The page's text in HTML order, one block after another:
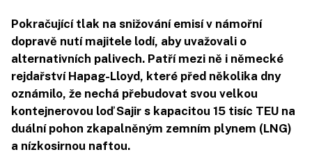
Pokračující tlak na snižování emisí v námořní
dopravě nutí majitele lodí, aby uvažovali o
alternativních palivech. Patří mezi ně i německé
rejdařství Hapag-Lloyd, které před několika dny
oznámilo, že nechá přebudovat svou velkou
kontejnerovou loď Sajir s kapacitou 15 tisíc TEU na
duální pohon zkapalněným zemním plynem (LNG)
a nízkosirnou naftou.